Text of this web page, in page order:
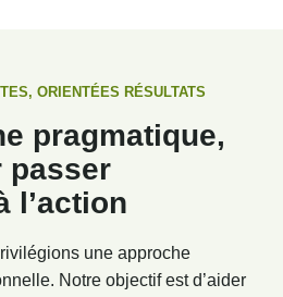
ORIENTÉES RÉSULTATS
pragmatique,
passer
l’action
une approche
Notre objectif est d’aider